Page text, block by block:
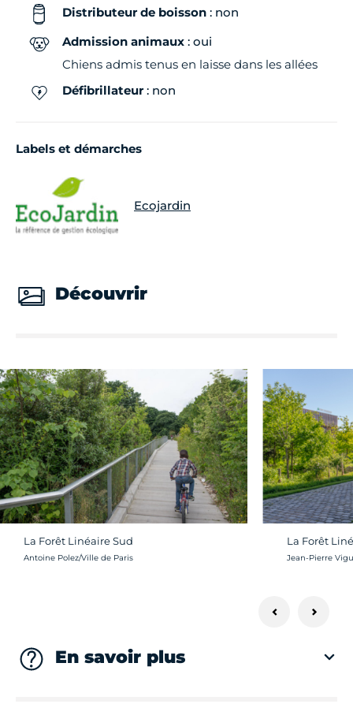
Distributeur de boisson : non
Admission animaux : oui
Chiens admis tenus en laisse dans les allées
Défibrillateur: non
Labels et démarches
Ecojardin
Découvrir
La Forêt Linéaire Sud
Crédit photo :
Antoine Polez/Ville de Paris
La Forêt
Crédit photo :
Jean-Pierre
En savoir plus